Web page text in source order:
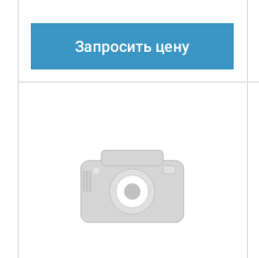
Запросить цену